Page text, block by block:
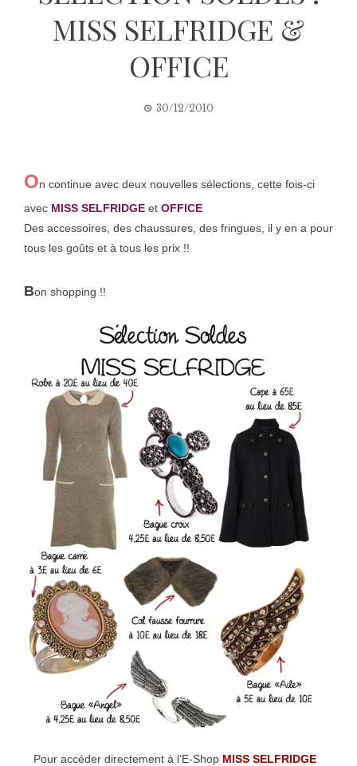
MISS SELFRIDGE &
OFFICE
30/12/2010
On continue avec deux nouvelles sélections, cette fois-ci
avec MISS SELFRIDGE et OFFICE
Des accessoires, des chaussures, des fringues, il y en a pour
tous les goûts et à tous les prix !!
Bon shopping !!
Pour accéder directement à l’E-Shop MISS SELFRIDGE